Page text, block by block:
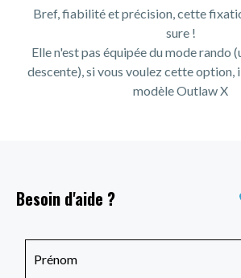
Bref, fiabilité et précision, cette
sure !
Elle n'est pas équipée du mode rando
descente), si vous voulez cette option,
modèle Outlaw X
Besoin d'aide ?